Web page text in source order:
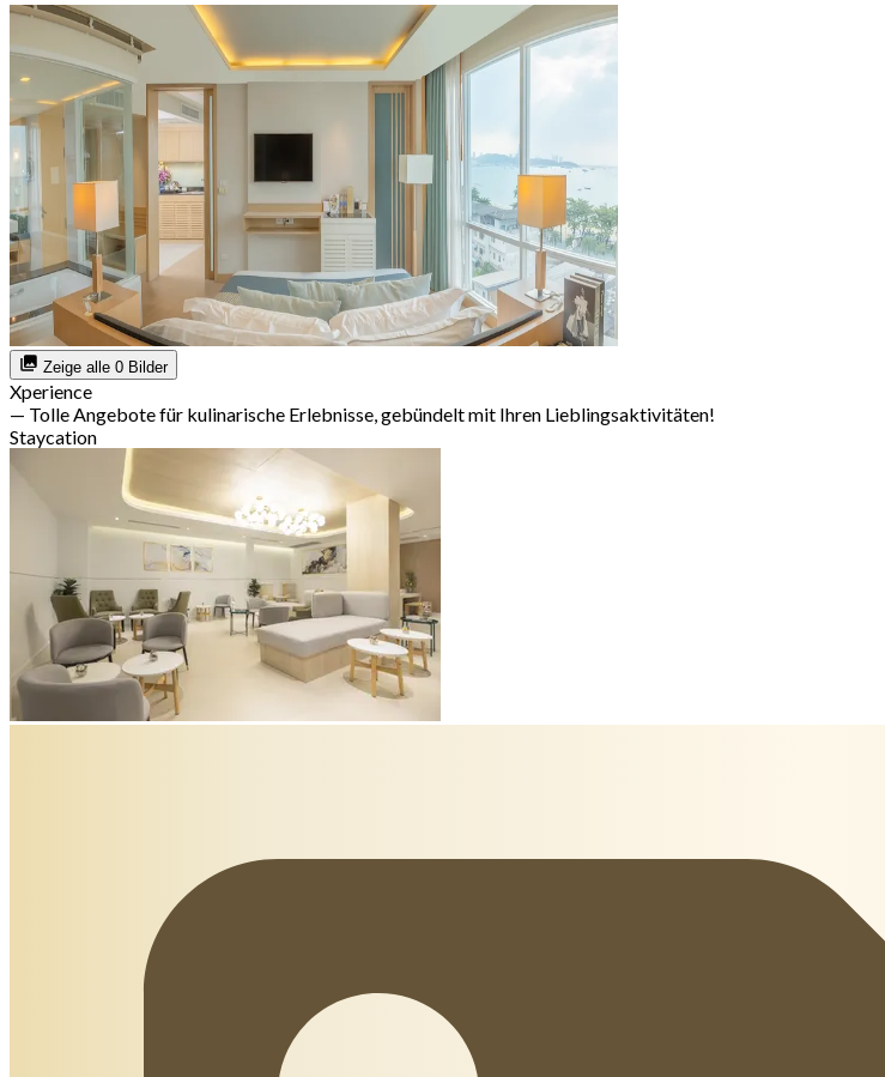
Zeige alle 0 Bilder
Xperience
— Tolle Angebote für kulinarische Erlebnisse, gebündelt mit Ihren Lieblingsaktivitäten!
Staycation